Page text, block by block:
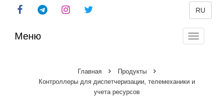
RU
Меню
Главная
Продукты
Контроллеры для диспетчеризации, телемеханики и
учета ресурсов